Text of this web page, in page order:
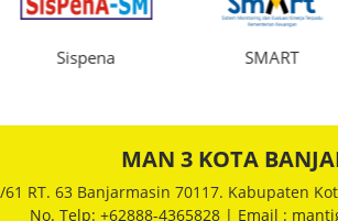
Sispena SMART
MAN 3 KOTA
61 RT. 63 Banjarmasin 70117. Kabupaten
No. Telp: +62888-4365828 | Email :